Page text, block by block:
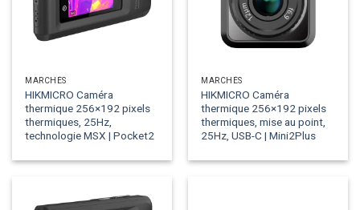
MARCHÉS
HIKMICRO Caméra
thermique 256×192 pixels
thermiques, 25Hz,
technologie MSX | Pocket2
MARCHÉS
HIKMICRO Caméra
thermique 256×192 pixels
thermiques, mise au point,
25Hz, USB-C | Mini2Plus